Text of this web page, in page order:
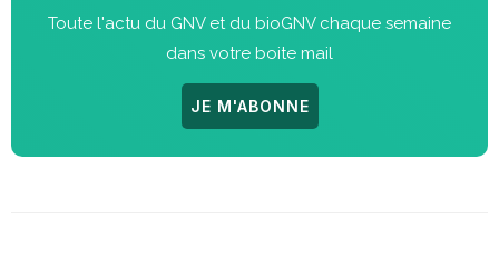
Toute l'actu du GNV et du bioGNV chaque semaine
dans votre boite mail
JE M'ABONNE